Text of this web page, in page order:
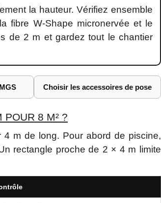
la hauteur. Vérifiez ensemble
fibre W-Shape micronervée et le
de 2 m et gardez tout le chantier
Choisir les accessoires de pose
POUR 8 M² ?
m de long. Pour abord de piscine,
rectangle proche de 2 × 4 m limite